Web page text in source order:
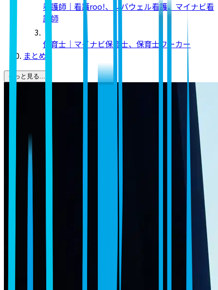
看護師｜看護roo!、レバウェル看護、マイナビ看
護師
保育士｜マイナビ保育士、保育士ワーカー
まとめ
もっと見る...